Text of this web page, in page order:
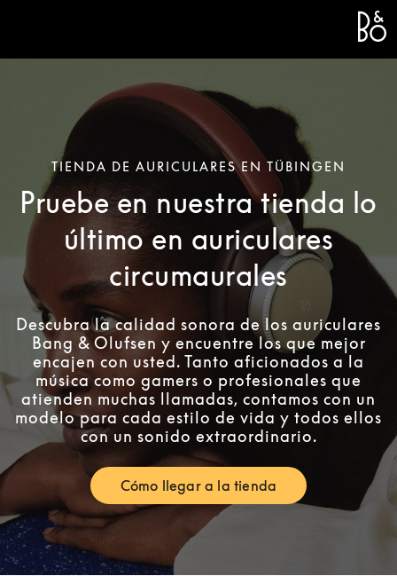
TIENDA DE AURICULARES EN TÜBINGEN
Pruebe en nuestra tienda lo
último en auriculares
circumaurales
Descubra la calidad sonora de los auriculares
Bang & Olufsen y encuentre los que mejor
encajen con usted. Tanto aficionados a la
música como gamers o profesionales que
atienden muchas llamadas, contamos con un
modelo para cada estilo de vida y todos ellos
con un sonido extraordinario.
Cómo llegar a la tienda
Link Opens in New Tab